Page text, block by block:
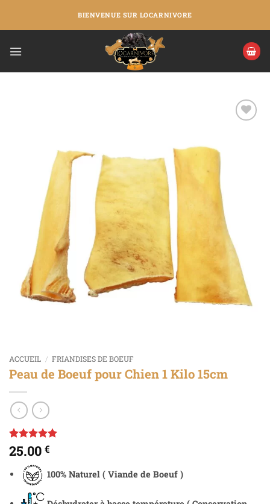
BIENVENUE SUR LOCARNIVORE
ACCUEIL / FRIANDISES DE BOEUF
Peau de Boeuf pour Chien 1 Kilo 15cm
Noté5sur
5 basé sur
1
notation
client
25.00 €
100% Naturel ( Viande de Boeuf )